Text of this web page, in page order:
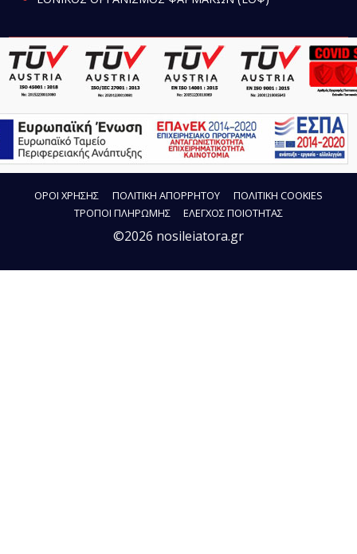
ΟΡΟΙ ΧΡΗΣΗΣ ΠΟΛΙΤΙΚΗ ΑΠΟΡΡΗΤΟΥ
ΠΟΛΙΤΙΚΗ COOKIES
ΤΡΟΠΟΙ ΠΛΗΡΩΜΗΣ
ΕΛΕΓΧΟΣ ΠΟΙΟΤΗΤΑΣ
©2026 nosileiatora.gr